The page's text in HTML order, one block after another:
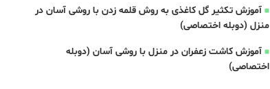
آموزش تکثیر گل کاغذی به روش قلمه زدن با روشی آسان در
منزل (دوبله اختصاصی)
آموزش کاشت زعفران در منزل با روشی آسان (دوبله
اختصاصی)